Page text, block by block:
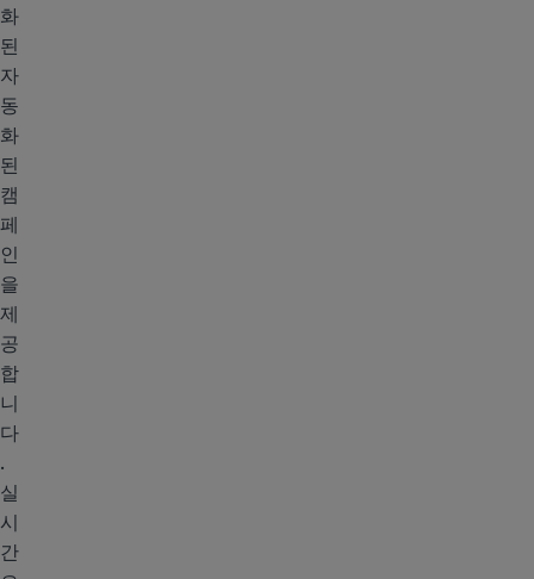
화
된
자
동
화
된
캠
페
인
을
제
공
합
니
다
.
실
시
간